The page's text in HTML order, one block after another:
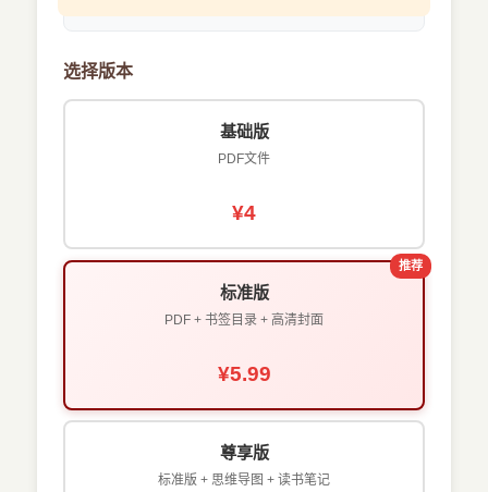
选择版本
基础版
PDF文件
¥4
推荐
标准版
PDF + 书签目录 + 高清封面
¥5.99
尊享版
标准版 + 思维导图 + 读书笔记